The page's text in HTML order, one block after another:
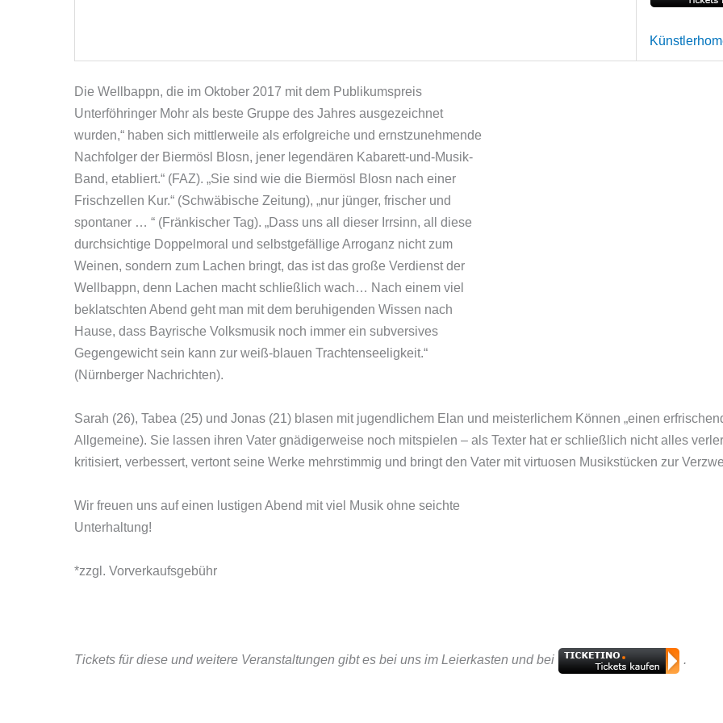
Die Wellbappn, die im Oktober 2017 mit dem Publikumspreis
Unterföhringer Mohr als beste Gruppe des Jahres ausgezeichnet
wurden,“ haben sich mittlerweile als erfolgreiche und ernstzunehmende
Nachfolger der Biermösl Blosn, jener legendären Kabarett-und-Musik-
Band, etabliert.“ (FAZ). „Sie sind wie die Biermösl Blosn nach einer
Frischzellen Kur.“ (Schwäbische Zeitung), „nur jünger, frischer und
spontaner … “ (Fränkischer Tag). „Dass uns all dieser Irrsinn, all diese
durchsichtige Doppelmoral und selbstgefällige Arroganz nicht zum
Weinen, sondern zum Lachen bringt, das ist das große Verdienst der
Wellbappn, denn Lachen macht schließlich wach… Nach einem viel
beklatschten Abend geht man mit dem beruhigenden Wissen nach
Hause, dass Bayrische Volksmusik noch immer ein subversives
Gegengewicht sein kann zur weiß-blauen Trachtenseeligkeit.“
(Nürnberger Nachrichten).
Sarah (26), Tabea (25) und Jonas (21) blasen mit jugendlichem Elan und meisterlichem Können „einen
Allgemeine). Sie lassen ihren Vater gnädigerweise noch mitspielen – als Texter hat er schließlich nicht alles
kritisiert, verbessert, vertont seine Werke mehrstimmig und bringt den Vater mit virtuosen Musikstücken zur
Wir freuen uns auf einen lustigen Abend mit viel Musik ohne seichte
Unterhaltung!
*zzgl. Vorverkaufsgebühr
Tickets für diese und weitere Veranstaltungen gibt es bei uns im Leierkasten und bei .